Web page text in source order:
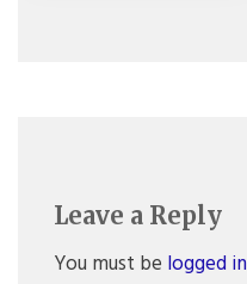
Leave a Reply
You must be logged in